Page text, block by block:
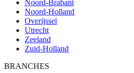
Noord-Brabant
Noord-Holland
Overijssel
Utrecht
Zeeland
Zuid-Holland
BRANCHES